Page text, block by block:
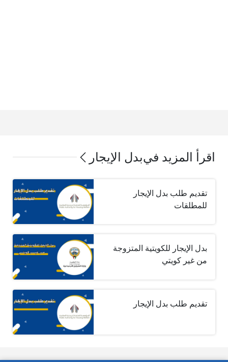
اقرأ المزيد فيبدل الإيجار
تقديم طلب بدل الإيجار
للمطلقات
بدل الإيجار للكويتية المتزوجة
من غير كويتي
تقديم طلب بدل الإيجار